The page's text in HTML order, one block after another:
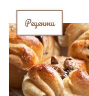
Рецепти